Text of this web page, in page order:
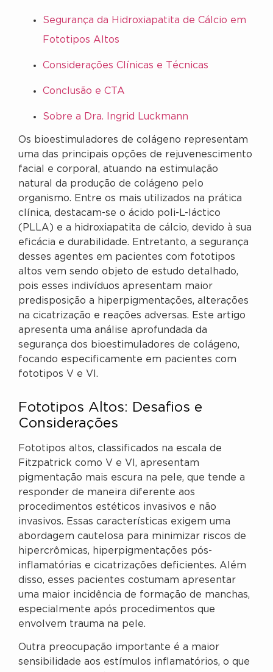
Segurança da Hidroxiapatita de Cálcio em
Fototipos Altos
Considerações Clínicas e Técnicas
Conclusão e CTA
Sobre a Dra. Ingrid Luckmann
Os bioestimuladores de colágeno representam
uma das principais opções de rejuvenescimento
facial e corporal, atuando na estimulação
natural da produção de colágeno pelo
organismo. Entre os mais utilizados na prática
clínica, destacam-se o ácido poli-L-láctico
(PLLA) e a hidroxiapatita de cálcio, devido à sua
eficácia e durabilidade. Entretanto, a segurança
desses agentes em pacientes com fototipos
altos vem sendo objeto de estudo detalhado,
pois esses indivíduos apresentam maior
predisposição a hiperpigmentações, alterações
na cicatrização e reações adversas. Este artigo
apresenta uma análise aprofundada da
segurança dos bioestimuladores de colágeno,
focando especificamente em pacientes com
fototipos V e VI.
Fototipos Altos: Desafios e
Considerações
Fototipos altos, classificados na escala de
Fitzpatrick como V e VI, apresentam
pigmentação mais escura na pele, que tende a
responder de maneira diferente aos
procedimentos estéticos invasivos e não
invasivos. Essas características exigem uma
abordagem cautelosa para minimizar riscos de
hipercrômicas, hiperpigmentações pós-
inflamatórias e cicatrizações deficientes. Além
disso, esses pacientes costumam apresentar
uma maior incidência de formação de manchas,
especialmente após procedimentos que
envolvem trauma na pele.
Outra preocupação importante é a maior
sensibilidade aos estímulos inflamatórios, o que